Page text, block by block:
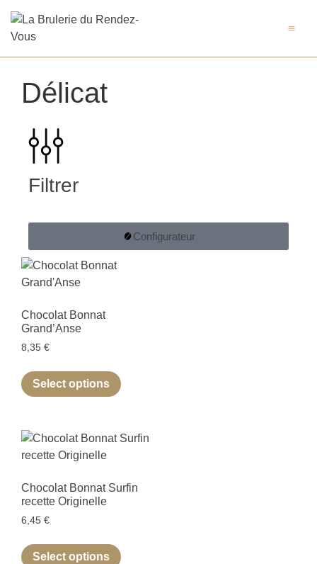
Délicat
Filtrer
Configurateur
Chocolat Bonnat
Grand’Anse
8,35 €
Select options
Chocolat Bonnat Surfin
recette Originelle
6,45 €
Select options